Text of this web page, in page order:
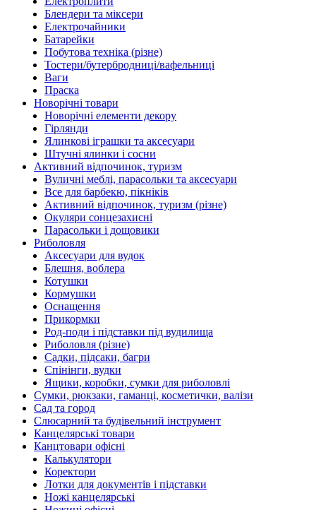
Блендери та міксери
Електрочайники
Батарейки
Побутова техніка (різне)
Тостери/бутербродниці/вафельниці
Ваги
Праска
Новорічні товари
Новорічні елементи декору
Гірлянди
Ялинкові іграшки та аксесуари
Штучні ялинки і сосни
Активний відпочинок, туризм
Вуличні меблі, парасольки та аксесуари
Все для барбекю, пікніків
Активний відпочинок, туризм (різне)
Окуляри сонцезахисні
Парасольки і дощовики
Риболовля
Аксесуари для вудок
Блешня, воблера
Котушки
Кормушки
Оснащення
Прикормки
Род-поди і підставки під вудилища
Риболовля (різне)
Садки, підсаки, багри
Спінінги, вудки
Ящики, коробки, сумки для риболовлі
Сумки, рюкзаки, гаманці, косметички, валізи
Сад та город
Слюсарний та будівельний інструмент
Канцелярські товари
Канцтовари офісні
Калькулятори
Коректори
Лотки для документів і підставки
Ножі канцелярські